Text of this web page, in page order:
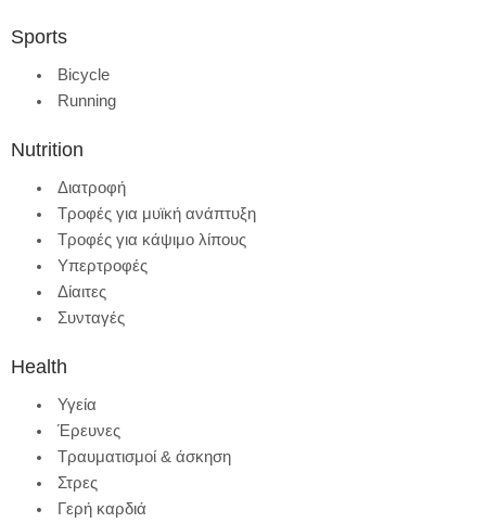
Sports
Bicycle
Running
Nutrition
Διατροφή
Τροφές για μυϊκή ανάπτυξη
Τροφές για κάψιμο λίπους
Υπερτροφές
Δίαιτες
Συνταγές
Health
Υγεία
Έρευνες
Τραυματισμοί & άσκηση
Στρες
Γερή καρδιά